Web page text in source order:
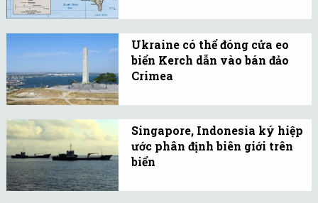
thương lượng với Đài
Loan, nhưng cho đến nay
thuận.
Ukraine có thể đóng cửa eo
biển Kerch dẫn vào bán đảo
Crimea
có quyền ra vào bán đảo
Crimea.
Singapore, Indonesia ký hiệp
ước phân định biên giới trên
biển